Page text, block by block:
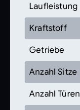
Laufleistung
Kraftstoff
Getriebe
Anzahl Sitze
Anzahl Türen